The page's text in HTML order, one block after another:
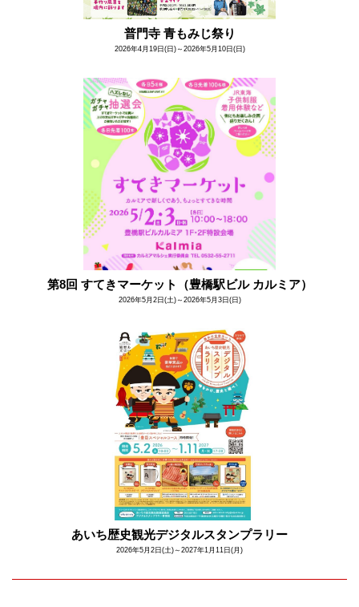
普門寺 青もみじ祭り
2026年4月19日(日)～2026年5月10日(日)
第8回 すてきマーケット（豊橋駅ビル カルミア）
2026年5月2日(土)～2026年5月3日(日)
あいち歴史観光デジタルスタンプラリー
2026年5月2日(土)～2027年1月11日(月)